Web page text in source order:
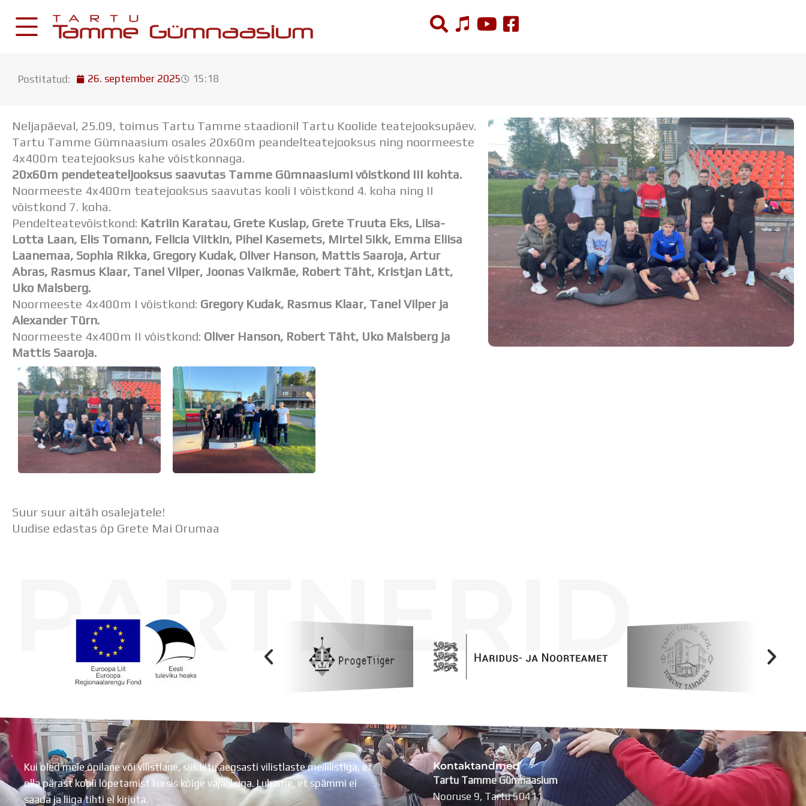
content
Postkast
Drive
Tamme TV
Tamme Leht
Kooliraadio
Koorilaul
Aastaplaan
Õppekava
Huviringid
Õpilastööd (UPT)
Kodukord
Projektid
Meie kool
Dokumendid
Uudised
Lapsevanemale
Vilistlastele
Toitlustamine
Virtuaaltuur
Õpilasesindus
Kontaktid
Tööpakkumised
Postitatud: 26. september 2025 15:18
Neljapäeval, 25.09, toimus Tartu Tamme staadionil Tartu Koolide teatejooksupäev.
Tartu Tamme Gümnaasium osales 20x60m peandelteatejooksus ning noormeeste
4x400m teatejooksus kahe võistkonnaga.
20x60m pendeteateljooksus saavutas Tamme Gümnaasiumi võistkond III kohta.
Noormeeste 4x400m teatejooksus saavutas kooli I võistkond 4. koha ning II
võistkond 7. koha.
Pendelteatevõistkond: Katriin Karatau, Grete Kuslap, Grete Truuta Eks, Liisa-
Lotta Laan, Elis Tomann, Felicia Viitkin, Pihel Kasemets, Mirtel Sikk, Emma Eliisa
Laanemaa, Sophia Rikka, Gregory Kudak, Oliver Hanson, Mattis Saaroja, Artur
Abras, Rasmus Klaar, Tanel Vilper, Joonas Vaikmäe, Robert Täht, Kristjan Lätt,
Uko Malsberg.
Noormeeste 4x400m I võistkond: Gregory Kudak, Rasmus Klaar, Tanel Vilper ja
Alexander Türn.
Noormeeste 4x400m II võistkond: Oliver Hanson, Robert Täht, Uko Malsberg ja
Mattis Saaroja.
Suur suur aitäh osalejatele!
Uudise edastas õp Grete Mai Orumaa
PARTNERID
Kui oled meie õpilane või vilistlane, siis liitu aegsasti vilistlaste meililistiga, et
olla pärast kooli lõpetamist kursis kõige vajalikuga. Lubame, et spämmi ei
saada ja liiga tihti ei kirjuta.
Kontaktandmed
Tartu Tamme Gümnaasium
Nooruse 9, Tartu 50411